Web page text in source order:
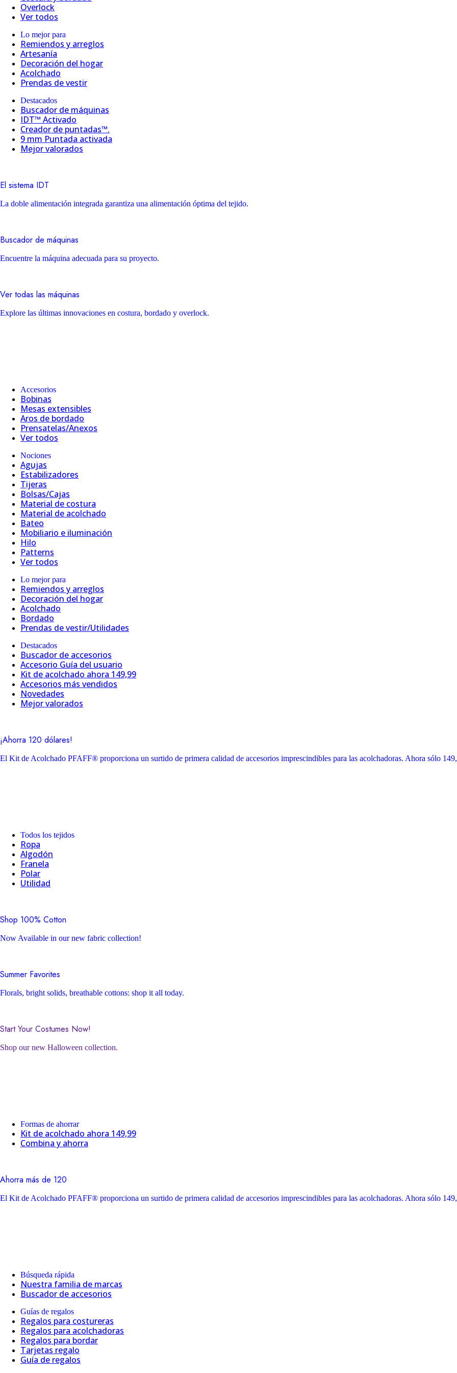
Overlock
Ver todos
Lo mejor para
Remiendos y arreglos
Artesanía
Decoración del hogar
Acolchado
Prendas de vestir
Destacados
Buscador de máquinas
IDT™ Activado
Creador de puntadas™.
9 mm Puntada activada
Mejor valorados
El sistema IDT
La doble alimentación integrada garantiza una alimentación óptima del tejido.
Buscador de máquinas
Encuentre la máquina adecuada para su proyecto.
Ver todas las máquinas
Explore las últimas innovaciones en costura, bordado y overlock.
Accesorios
Bobinas
Mesas extensibles
Aros de bordado
Prensatelas/Anexos
Ver todos
Nociones
Agujas
Estabilizadores
Tijeras
Bolsas/Cajas
Material de costura
Material de acolchado
Bateo
Mobiliario e iluminación
Hilo
Patterns
Ver todos
Lo mejor para
Remiendos y arreglos
Decoración del hogar
Acolchado
Bordado
Prendas de vestir/Utilidades
Destacados
Buscador de accesorios
Accesorio Guía del usuario
Kit de acolchado ahora 149,99
Accesorios más vendidos
Novedades
Mejor valorados
¡Ahorra 120 dólares!
El Kit de Acolchado PFAFF® proporciona un surtido de primera calidad de accesorios imprescindibles para las acolchadoras. Ahora sólo
Todos los tejidos
Ropa
Algodón
Franela
Polar
Utilidad
Shop 100% Cotton
Now Available in our new fabric collection!
Summer Favorites
Florals, bright solids, breathable cottons: shop it all today.
Start Your Costumes Now!
Shop our new Halloween collection.
Formas de ahorrar
Kit de acolchado ahora 149,99
Combina y ahorra
Ahorra más de 120
El Kit de Acolchado PFAFF® proporciona un surtido de primera calidad de accesorios imprescindibles para las acolchadoras. Ahora sólo
Búsqueda rápida
Nuestra familia de marcas
Buscador de accesorios
Guías de regalos
Regalos para costureras
Regalos para acolchadoras
Regalos para bordar
Tarjetas regalo
Guía de regalos